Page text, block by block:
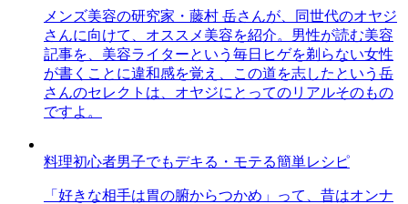
メンズ美容の研究家・藤村 岳さんが、同世代のオヤジ
さんに向けて、オススメ美容を紹介。男性が読む美容
記事を、美容ライターという毎日ヒゲを剃らない女性
が書くことに違和感を覚え、この道を志したという岳
さんのセレクトは、オヤジにとってのリアルそのもの
ですよ。
料理初心者男子でもデキる・モテる簡単レシピ
「好きな相手は胃の腑からつかめ」って、昔はオンナ